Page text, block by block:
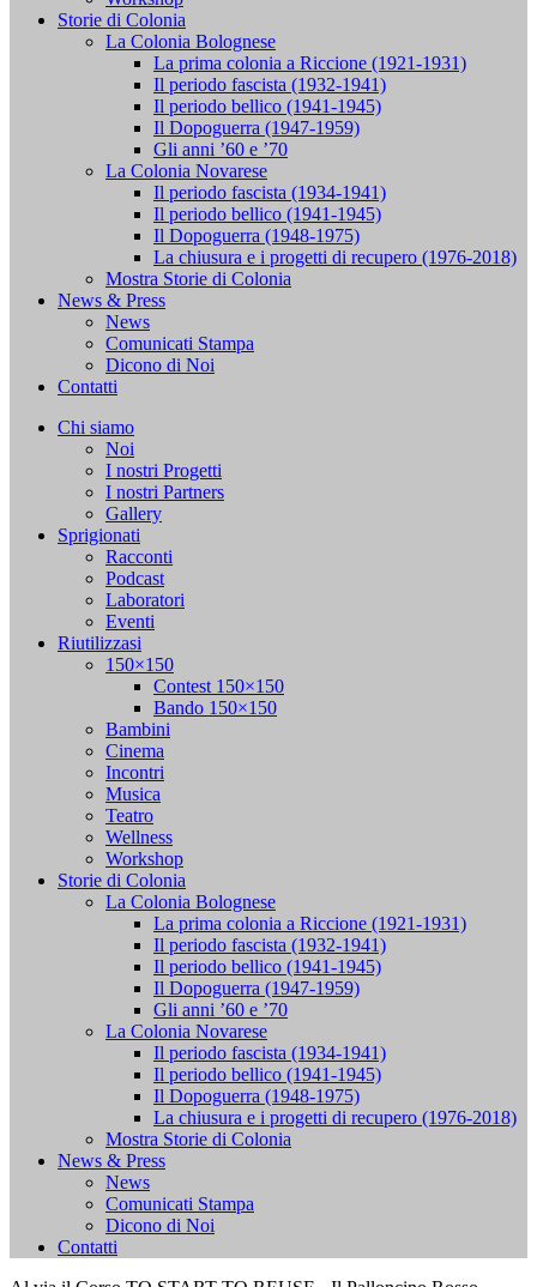
Storie di Colonia
La Colonia Bolognese
La prima colonia a Riccione (1921-1931)
Il periodo fascista (1932-1941)
Il periodo bellico (1941-1945)
Il Dopoguerra (1947-1959)
Gli anni ’60 e ’70
La Colonia Novarese
Il periodo fascista (1934-1941)
Il periodo bellico (1941-1945)
Il Dopoguerra (1948-1975)
La chiusura e i progetti di recupero (1976-2018)
Mostra Storie di Colonia
News & Press
News
Comunicati Stampa
Dicono di Noi
Contatti
Chi siamo
Noi
I nostri Progetti
I nostri Partners
Gallery
Sprigionati
Racconti
Podcast
Laboratori
Eventi
Riutilizzasi
150×150
Contest 150×150
Bando 150×150
Bambini
Cinema
Incontri
Musica
Teatro
Wellness
Workshop
Storie di Colonia
La Colonia Bolognese
La prima colonia a Riccione (1921-1931)
Il periodo fascista (1932-1941)
Il periodo bellico (1941-1945)
Il Dopoguerra (1947-1959)
Gli anni ’60 e ’70
La Colonia Novarese
Il periodo fascista (1934-1941)
Il periodo bellico (1941-1945)
Il Dopoguerra (1948-1975)
La chiusura e i progetti di recupero (1976-2018)
Mostra Storie di Colonia
News & Press
News
Comunicati Stampa
Dicono di Noi
Contatti